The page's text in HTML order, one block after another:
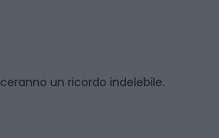
un ricordo indelebile.